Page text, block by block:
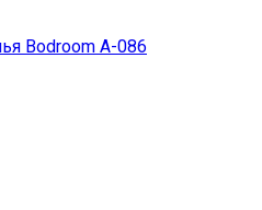
Bodroom A-086